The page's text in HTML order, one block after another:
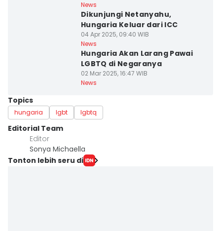
News
Dikunjungi Netanyahu,
Hungaria Keluar dari ICC
04 Apr 2025, 09:40 WIB
News
Hungaria Akan Larang Pawai
LGBTQ di Negaranya
02 Mar 2025, 16:47 WIB
News
Topics
hungaria lgbt lgbtq
Editorial Team
Editor
Sonya Michaella
Tonton lebih seru di